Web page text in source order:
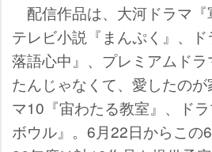
配信作品は、大河ドラマ『
テレビ小説『まんぷく』、
落語心中』、プレミアムド
たんじゃなくて、愛したの
マ10『宙わたる教室』、ド
ボウル』。6月22日からこの